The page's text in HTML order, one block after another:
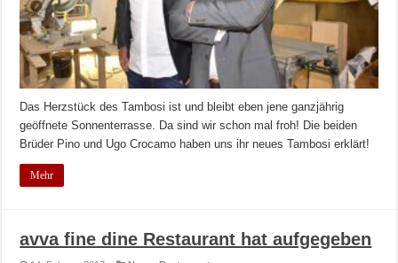
Das Herzstück des Tambosi ist und bleibt eben jene ganzjährig
geöffnete Sonnenterrasse. Da sind wir schon mal froh! Die beiden
Brüder Pino und Ugo Crocamo haben uns ihr neues Tambosi erklärt!
Mehr
avva fine dine Restaurant hat aufgegeben